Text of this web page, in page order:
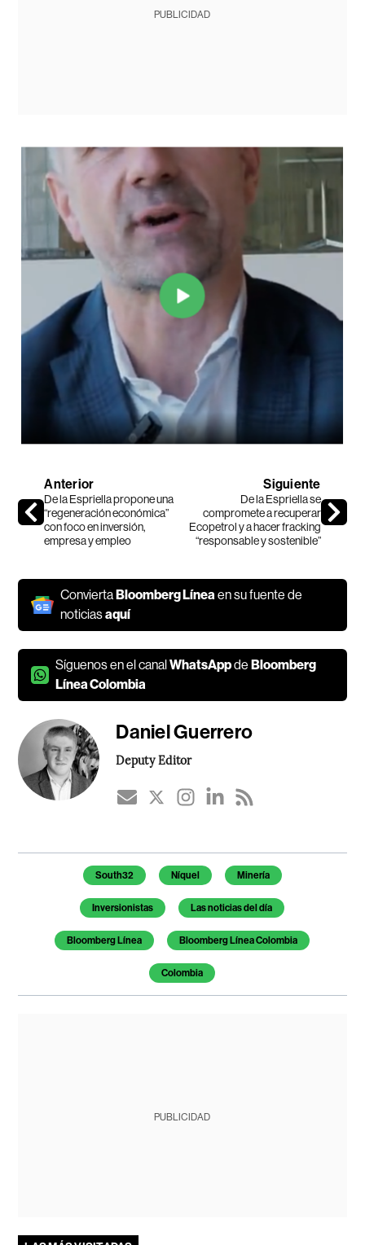
PUBLICIDAD
Anterior
De la Espriella propone una
“regeneración económica”
con foco en inversión,
empresa y empleo
Siguiente
De la Espriella se
compromete a recuperar
Ecopetrol y a hacer fracking
“responsable y sostenible”
ConviertaBloomberg Líneaen su fuente de
noticiasaquí
Síguenos en el canalWhatsAppdeBloomberg
Línea Colombia
Daniel Guerrero
Deputy Editor
Temas de este artículo
South32 Níquel Minería
Inversionistas Las noticias del día
Bloomberg Línea Bloomberg Línea Colombia
Colombia
PUBLICIDAD